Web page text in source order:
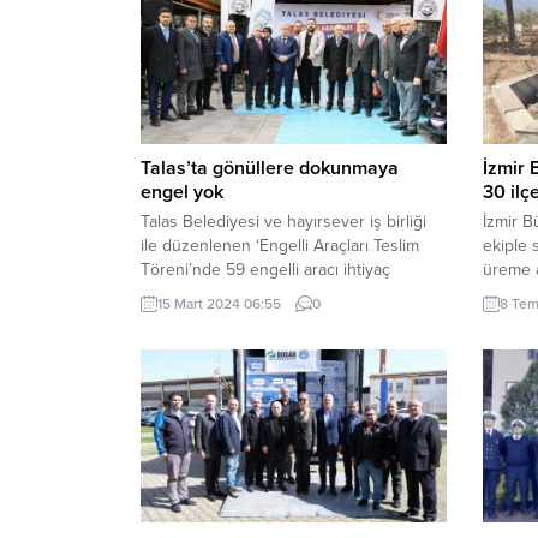
Talas’ta gönüllere dokunmaya
engel yok
Talas Belediyesi ve hayırsever iş birliği
ile düzenlenen ‘Engelli Araçları Teslim
Töreni’nde 59 engelli aracı ihtiyaç
sahiplerine teslim edildi. Törende
konuşan Talas Belediye Başkanı Mustafa
ortak olmaktan çok mutluyuz.” dedi.
Mehmet UZEL / KAYSERİ (İGFA) – Esma
Hatun Sosyal Tesisleri’nde düzenlenen
törene AK Parti Kayseri Milletvekili Sayın
Bayar...
15 Mart 2024 06:55 0
İzmir
30
İzmir
ekiple
üreme
Vektör
8